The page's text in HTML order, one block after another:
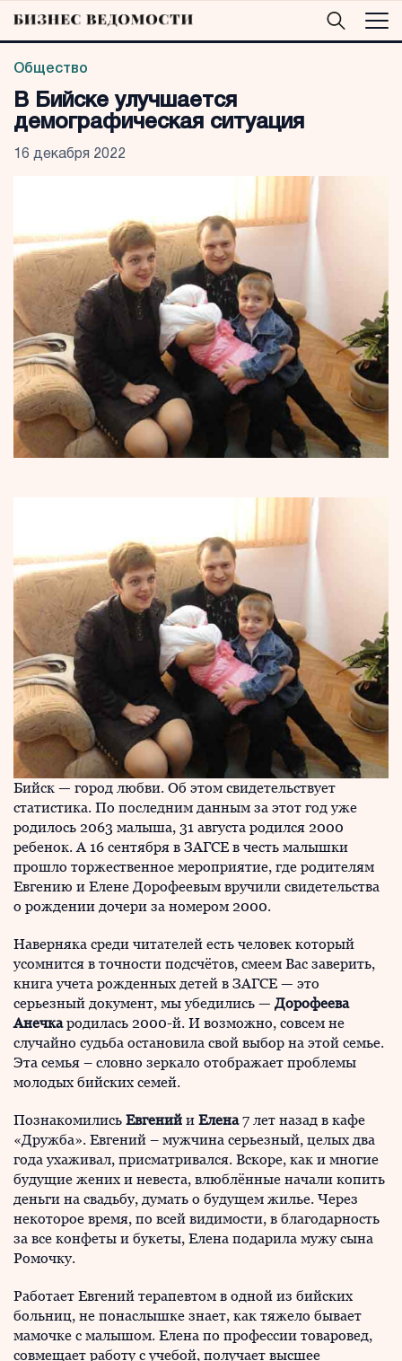
Общество
В Бийске улучшается
демографическая ситуация
16 декабря 2022
Бийск — город любви. Об этом свидетельствует
статистика. По последним данным за этот год уже
родилось 2063 малыша, 31 августа родился 2000
ребенок. А 16 сентября в ЗАГСЕ в честь малышки
прошло торжественное мероприятие, где родителям
Евгению и Елене Дорофеевым вручили свидетельства
о рождении дочери за номером 2000.
Наверняка среди читателей есть человек который
усомнится в точности подсчётов, смеем Вас заверить,
книга учета рожденных детей в ЗАГСЕ — это
серьезный документ, мы убедились — Дорофеева
Анечкародилась 2000-й. И возможно, совсем не
случайно судьба остановила свой выбор на этой семье.
Эта семья – словно зеркало отображает проблемы
молодых бийских семей.
Познакомились Евгений и Елена7 лет назад в кафе
«Дружба». Евгений – мужчина серьезный, целых два
года ухаживал, присматривался. Вскоре, как и многие
будущие жених и невеста, влюблённые начали копить
деньги на свадьбу, думать о будущем жилье. Через
некоторое время, по всей видимости, в благодарность
за все конфеты и букеты, Елена подарила мужу сына
Ромочку.
Работает Евгений терапевтом в одной из бийских
больниц, не понаслышке знает, как тяжело бывает
мамочке с малышом. Елена по профессии товаровед,
совмещает работу с учебой, получает высшее